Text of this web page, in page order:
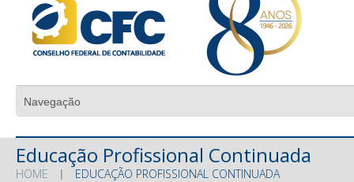
Educação Profissional Continuada
HOME EDUCAÇÃO PROFISSIONAL CONTINUADA